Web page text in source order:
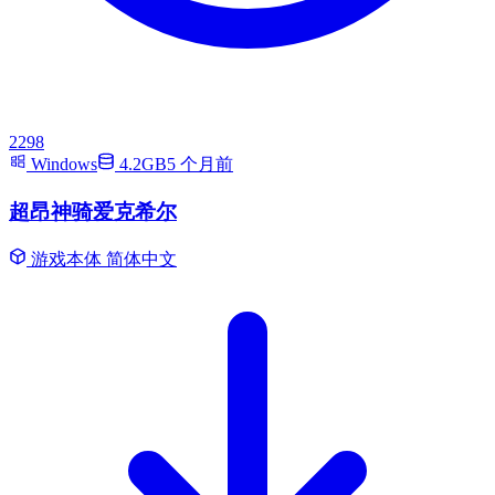
2298
Windows
4.2GB5 个月前
超昂神骑爱克希尔
游戏本体 简体中文